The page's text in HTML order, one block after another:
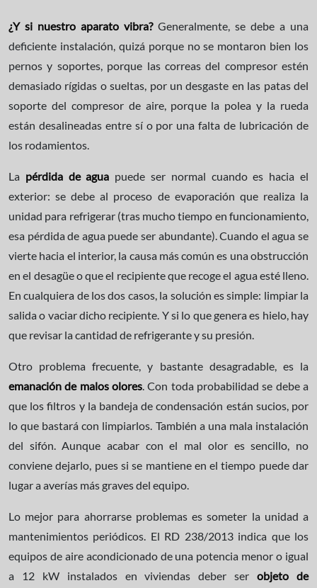
¿Y si nuestro aparato vibra?Generalmente, se debe a una
deficiente instalación, quizá porque no se montaron bien los
pernos y soportes, porque las correas del compresor estén
demasiado rígidas o sueltas, por un desgaste en las patas del
soporte del compresor de aire, porque la polea y la rueda
están desalineadas entre sí o por una falta de lubricación de
los rodamientos.
La pérdida de agua puede ser normal cuando es hacia el
exterior: se debe al proceso de evaporación que realiza la
unidad para refrigerar (tras mucho tiempo en funcionamiento,
esa pérdida de agua puede ser abundante). Cuando el agua se
vierte hacia el interior, la causa más común es una obstrucción
en el desagüe o que el recipiente que recoge el agua esté lleno.
En cualquiera de los dos casos, la solución es simple: limpiar la
salida o vaciar dicho recipiente. Y si lo que genera es hielo, hay
que revisar la cantidad de refrigerante y su presión.
Otro problema frecuente, y bastante desagradable, es la
emanación de malos olores. Con toda probabilidad se debe a
que los filtros y la bandeja de condensación están sucios, por
lo que bastará con limpiarlos. También a una mala instalación
del sifón. Aunque acabar con el mal olor es sencillo, no
conviene dejarlo, pues si se mantiene en el tiempo puede dar
lugar a averías más graves del equipo.
Lo mejor para ahorrarse problemas es someter la unidad a
mantenimientos periódicos. El RD 238/2013 indica que los
equipos de aire acondicionado de una potencia menor o igual
a 12 kW instalados en viviendas deber serobjeto de